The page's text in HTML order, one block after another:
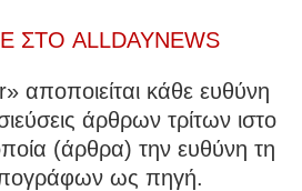
ΣΤΟ ALLDAYNEWS
αποποιείται κάθε ευθύνη
άρθρων τρίτων ιστο
(άρθρα) την ευθύνη τη
ως πηγή.